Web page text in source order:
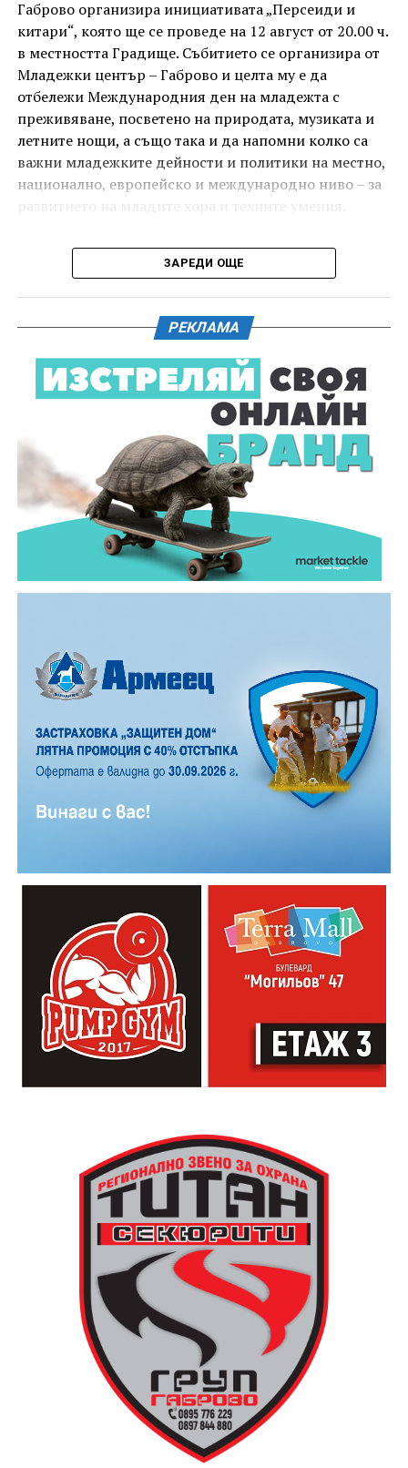
И двете вечери ще продължи инициативата „Книга
за книга“ – всеки може да донесе книга от личната
си библиотека и да вземе друга. Целта е обмен на
заглавия, впечатления и приятен разговор за
литература.
12 АВГУСТ (сряда)
19:00ч. „Книга за книга“ – донеси книга, вземи си
друга, обсъди заглавия и автори с други читатели
20:00ч. Концерт на група МОЛЕЦ, GoGo,
Zov&Vakavliev, Toria
21:30ч. Коктейли и музика
13 АВГУСТ (четвъртък)
19:00ч Групова тренировка с Йоанна Петрова от
20:00ч. Куиз вечер за обща култура
21:30ч. Прожекция на филма “Брънч за начинаещи”
Ще бъде хубаво – не някога и някъде, а тук и сега!
Габрово организира инициативата „Персеиди и
китари“, която ще се проведе на 12 август от 20.00 ч.
в местността Градище. Събитието се организира от
Младежки център – Габрово и целта му е да
отбележи Международния ден на младежта с
преживяване, посветено на природата, музиката и
летните нощи, а също така и да напомни колко са
важни младежките дейности и политики на местно,
национално, европейско и международно ниво – за
Вечерта е в пика на метеорния поток „Персеиди“ –
едно от най-красивите и очаквани астрономически
дни Земята преминава през шлейф от частици,
оставени от кометата 109P/Swift-Tuttle.
Тези частици изгарят в атмосферата над нас и
ние ги виждаме като ярки падащи звезди. На тъмно
и високо място могат да бъдат забелязани около 100
падащи звезди на час. На Градище, заради
близостта на града, броят им е значително по-
малък, но все пак много по- голям, отколкото в
обикновена лятна вечер.
които свират на китара, да се включат – независимо
от професионалното им ниво. Събитието е различно
– то не е концерт, а споделено преживяване, в което
всеки участва по свой начин. Няма сцена или
официална програма, няма предварително обявени
изпълнители и разделение между публика и
артисти. Всеки е добре дошъл да пее, свири или
просто да преживее звездопад, изпълнен с музика,
падащи звезди и желания.
транспорт до местността Градище. Електрическият
автобус ще тръгне в 19:30 ч. от пл. „Възраждане“, а
обратно към града в 00:00 ч. – от паркинга до
поляната. Вземете със себе си връхна дреха и одеяло
или шалте! За повече информация тел. 0887907075.
ЗАРЕДИ ОЩЕ
РЕКЛАМА